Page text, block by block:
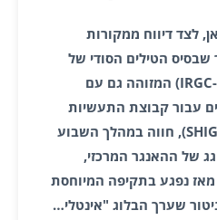
לצד דיווח ממקורות
שבסיס הטילים הסודי של
משמרות המהפכה (IRGC-SSJO) המזוהה גם עם
עבור קבוצת התעשיות
האוויריות "שהיד חמת" (SHIG), חווה במהלך השבוע
של ההאנגר המרכזי,
נפגע בתקיפה המיוחסת